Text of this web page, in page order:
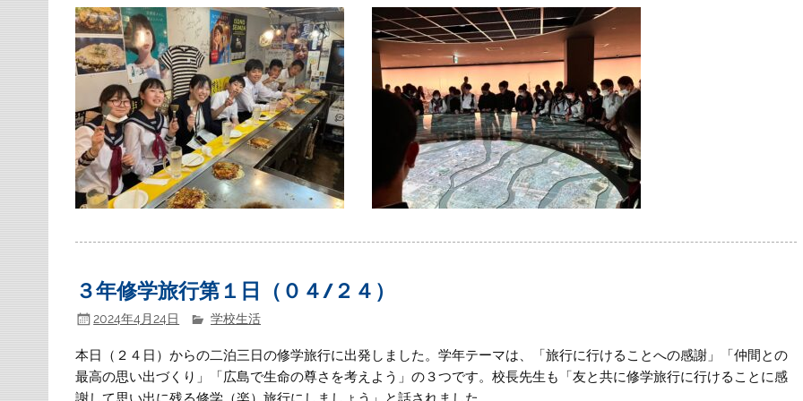
３年修学旅行第１日（０４/２４）
2024年4月24日 学校生活
本日（２４日）からの二泊三日の修学旅行に出発しました。学年テーマは、「旅行に行けることへの感謝」「仲間との
最高の思い出づくり」「広島で生命の尊さを考えよう」の３つです。校長先生も「友と共に修学旅行に行けることに感